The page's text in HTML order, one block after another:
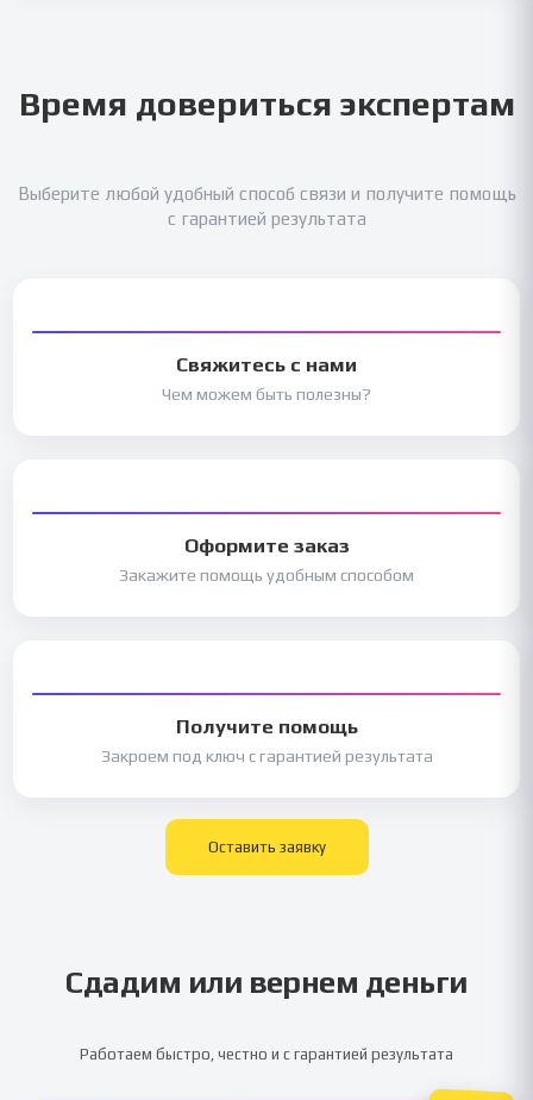
Время довериться экспертам
Выберите любой удобный способ связи и получите помощь
с гарантией результата
Свяжитесь с нами
Чем можем быть полезны?
Оформите заказ
Закажите помощь удобным способом
Получите помощь
Закроем под ключ с гарантией результата
Оставить заявку
Сдадим или вернем деньги
Работаем быстро, честно и с гарантией результата